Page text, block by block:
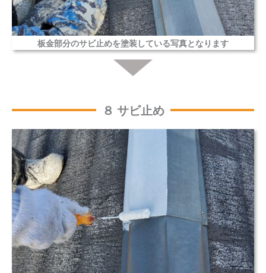
板金部分のサビ止めを塗装している写真となります
８ サビ止め